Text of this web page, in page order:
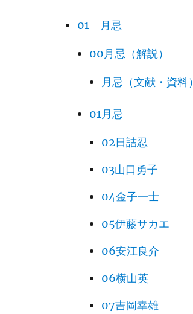
01 月忌
00月忌（解説）
月忌（文献・資料）
01月忌
02日詰忍
03山口勇子
04金子一士
05伊藤サカエ
06安江良介
06横山英
07吉岡幸雄